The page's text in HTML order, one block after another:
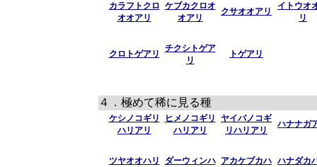
カラフトクロ
オオアリ
ケブカクロオ
オアリ
クサオオアリ
イトウオ
リ
クロトゲアリ
チクシトゲア
リ
トゲアリ
４．極めて稀に見る種
ケシノコギリ
ハリアリ
ヒメノコギリ
ハリアリ
ヤイバノコギ
リハリアリ
ハナナガ
ツヤオオハリ
ダーウィンハ
アカケブカハ ハナダカ